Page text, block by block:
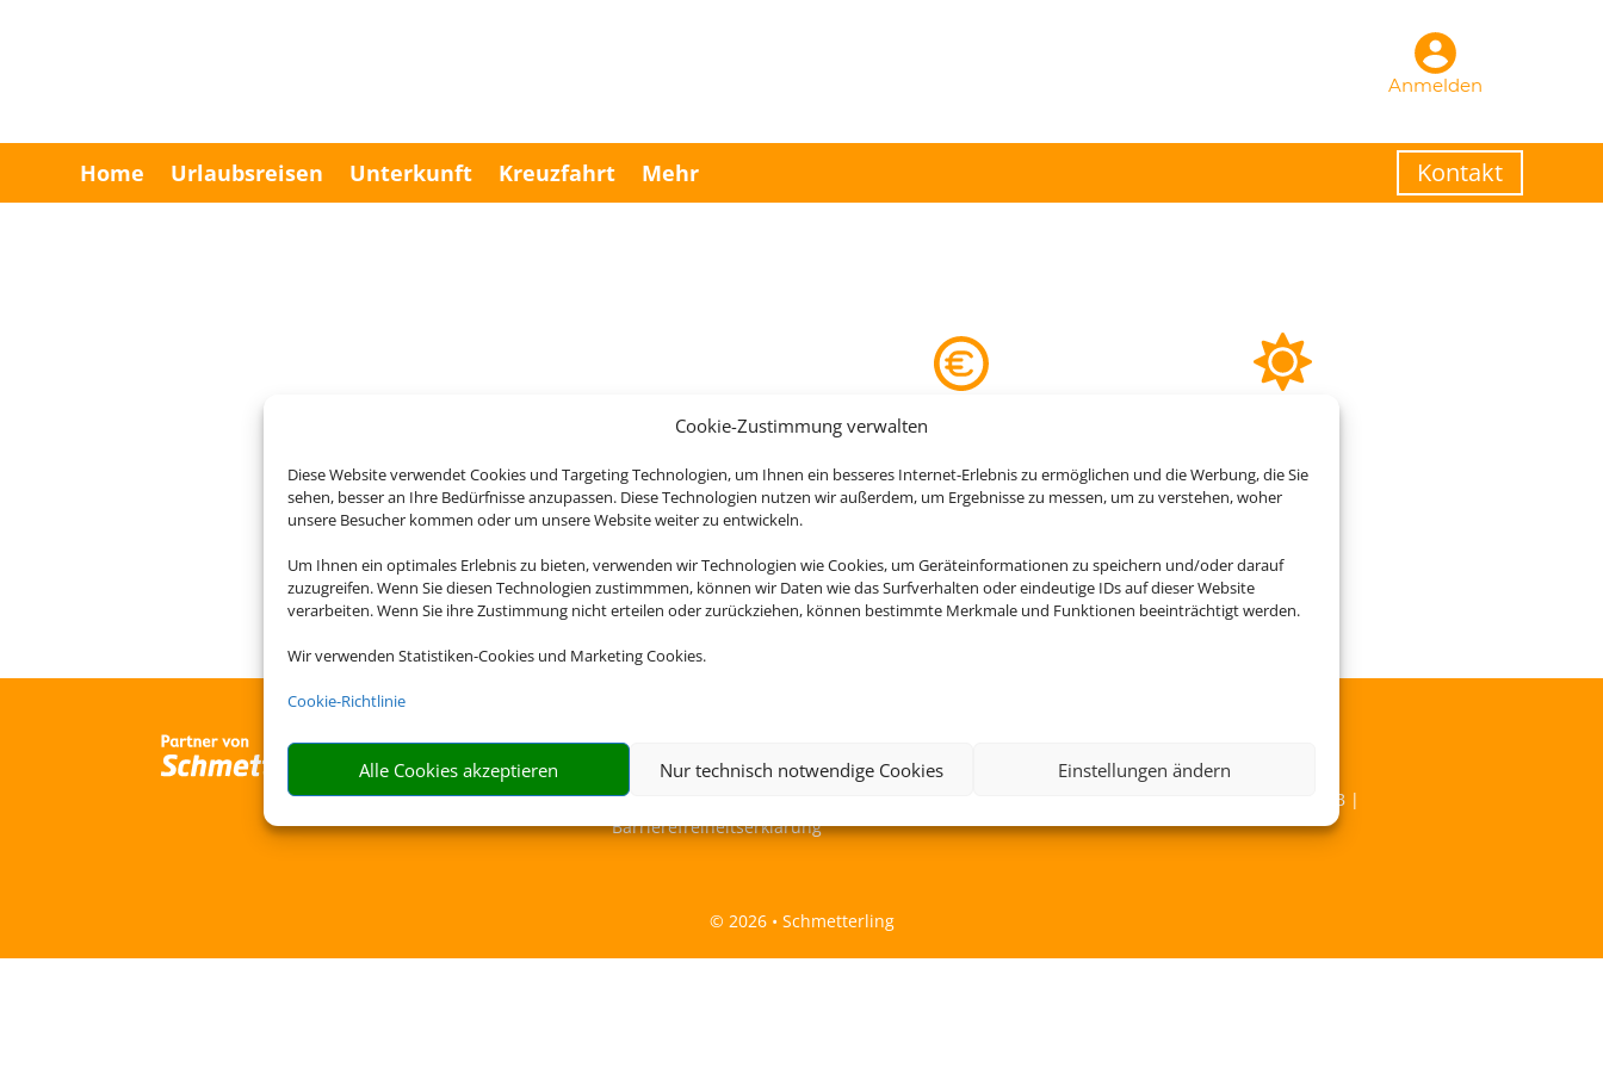
Cookie-Zustimmung verwalten
Diese Website verwendet Cookies und Targeting Technologien, um Ihnen ein besseres Internet-Erlebnis zu ermöglichen und die Werbung, die Sie
sehen, besser an Ihre Bedürfnisse anzupassen. Diese Technologien nutzen wir außerdem, um Ergebnisse zu messen, um zu verstehen, woher
unsere Besucher kommen oder um unsere Website weiter zu entwickeln.
Um Ihnen ein optimales Erlebnis zu bieten, verwenden wir Technologien wie Cookies, um Geräteinformationen zu speichern und/oder darauf
zuzugreifen. Wenn Sie diesen Technologien zustimmmen, können wir Daten wie das Surfverhalten oder eindeutige IDs auf dieser Website
verarbeiten. Wenn Sie ihre Zustimmung nicht erteilen oder zurückziehen, können bestimmte Merkmale und Funktionen beeinträchtigt werden.
Wir verwenden Statistiken-Cookies und Marketing Cookies.
Cookie-Richtlinie
Alle Cookies akzeptieren Nur technisch notwendige Cookies Einstellungen ändern
Anmelden
Home Urlaubsreisen Unterkunft Kreuzfahrt Mehr Kontakt
Rechtliche Informationen
Impressum AGB|
Barrierefreiheitserklärung
© 2026 • Schmetterling